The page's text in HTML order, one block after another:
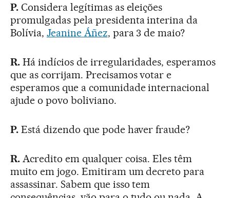
P.Considera legítimas as eleições
promulgadas pela presidenta interina da
Bolívia, Jeanine Áñez, para 3 de maio?
R.Há indícios de irregularidades, esperamos
que as corrijam. Precisamos votar e
esperamos que a comunidade internacional
ajude o povo boliviano.
P.Está dizendo que pode haver fraude?
R.Acredito em qualquer coisa. Eles têm
muito em jogo. Emitiram um decreto para
assassinar. Sabem que isso tem